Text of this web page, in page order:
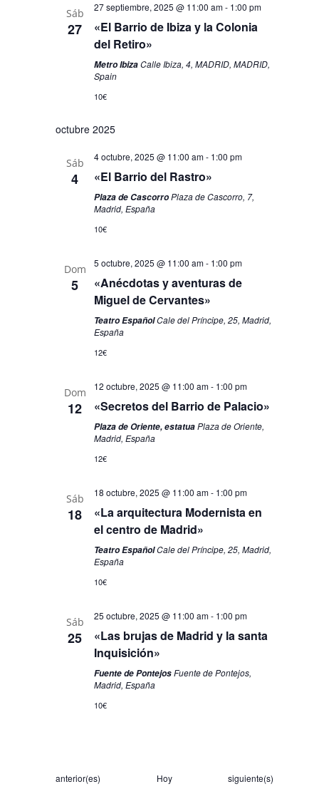
Sáb
27
27 septiembre, 2025 @ 11:00 am- 1:00 pm
«El Barrio de Ibiza y la Colonia
del Retiro»
Metro IbizaCalle Ibiza, 4, MADRID, MADRID,
Spain
10€
octubre 2025
Sáb
4
4 octubre, 2025 @ 11:00 am- 1:00 pm
«El Barrio del Rastro»
Plaza de CascorroPlaza de Cascorro, 7,
Madrid, España
10€
Dom
5
5 octubre, 2025 @ 11:00 am- 1:00 pm
«Anécdotas y aventuras de
Miguel de Cervantes»
Teatro EspañolCale del Príncipe, 25, Madrid,
España
12€
Dom
12
12 octubre, 2025 @ 11:00 am- 1:00 pm
«Secretos del Barrio de Palacio»
Plaza de Oriente, estatuaPlaza de Oriente,
Madrid, España
12€
Sáb
18
18 octubre, 2025 @ 11:00 am- 1:00 pm
«La arquitectura Modernista en
el centro de Madrid»
Teatro EspañolCale del Príncipe, 25, Madrid,
España
10€
Sáb
25
25 octubre, 2025 @ 11:00 am- 1:00 pm
«Las brujas de Madrid y la santa
Inquisición»
Fuente de PontejosFuente de Pontejos,
Madrid, España
10€
Eventos
anterior(es) Hoy Eventos
siguiente(s)